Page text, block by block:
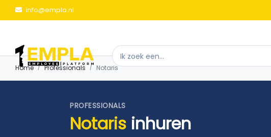
info@empla.nl
Home Professionals Notaris
PROFESSIONALS
Notaris inhuren